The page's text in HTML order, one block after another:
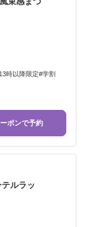
時以降限定#学割
ポンで予約
ルラッ